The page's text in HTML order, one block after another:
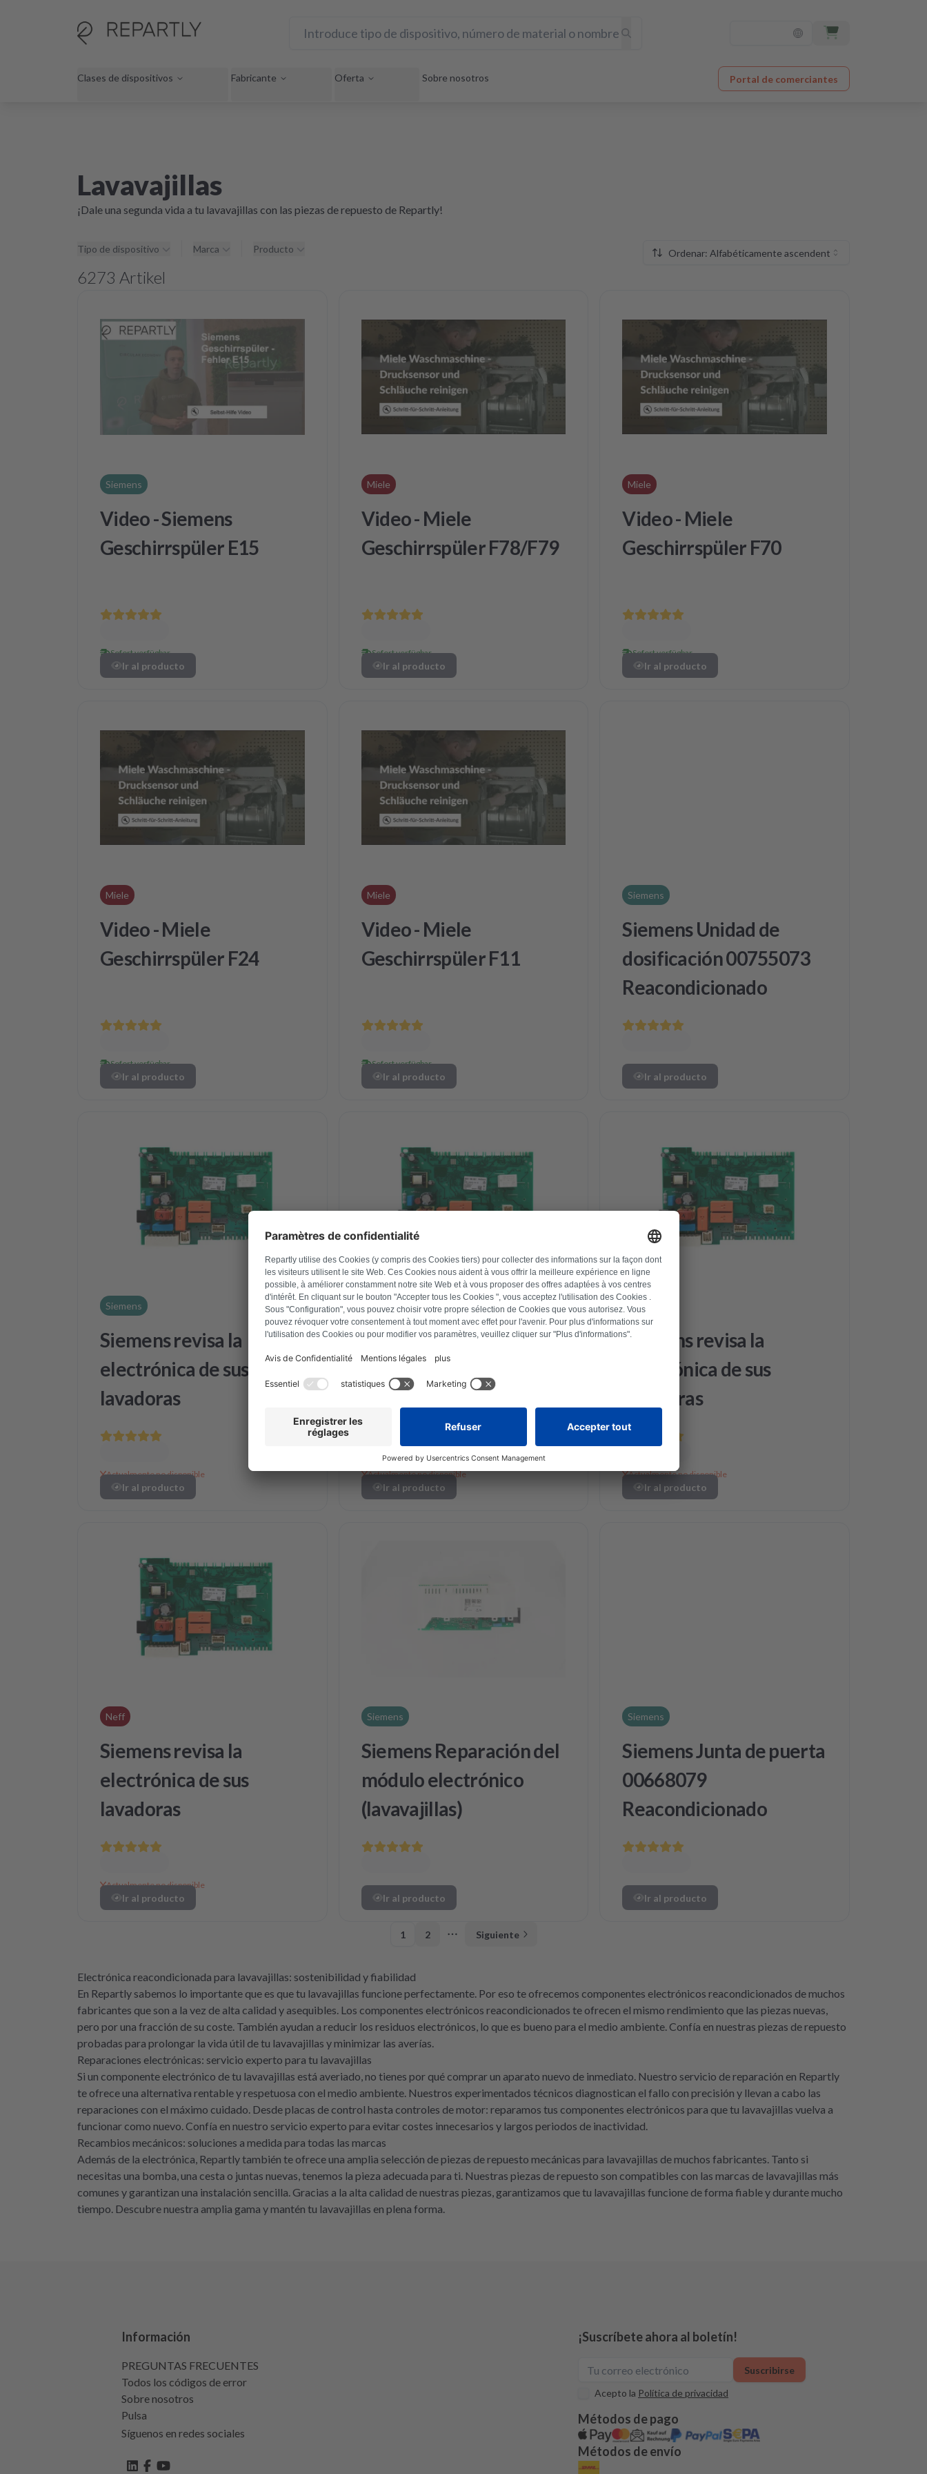
Clases de dispositivos Fabricante Oferta Sobre nosotros Portal de comerciantes
Lavavajillas
¡Dale una segunda vida a tu lavavajillas con las piezas de repuesto de Repartly!
Tipo de dispositivo Marca Producto Ordenar: Alfabéticamente ascendente
6273 Artikel
Siemens
Video - Siemens
Geschirrspüler E15
Sofort verfügbar
Ir al producto
Miele
Video - Miele
Geschirrspüler F78/F79
Sofort verfügbar
Ir al producto
Miele
Video - Miele
Geschirrspüler F70
Sofort verfügbar
Ir al producto
Miele
Video - Miele
Geschirrspüler F24
Sofort verfügbar
Ir al producto
Miele
Video - Miele
Geschirrspüler F11
Sofort verfügbar
Ir al producto
Siemens
Siemens Unidad de
dosificación 00755073
Reacondicionado
Ir al producto
Siemens
Siemens revisa la
electrónica de sus
lavadoras
Actualmente no disponible
Ir al producto
Bosch
Siemens revisa la
electrónica de sus
lavadoras
Actualmente no disponible
Ir al producto
AEG
Siemens revisa la
electrónica de sus
lavadoras
Actualmente no disponible
Ir al producto
Neff
Siemens revisa la
electrónica de sus
lavadoras
Actualmente no disponible
Ir al producto
Siemens
Siemens Reparación del
módulo electrónico
(lavavajillas)
Ir al producto
Siemens
Siemens Junta de puerta
00668079
Reacondicionado
Ir al producto
1 2
More pages
Siguiente
Electrónica reacondicionada para lavavajillas: sostenibilidad y fiabilidad
En Repartly sabemos lo importante que es que tu lavavajillas funcione perfectamente. Por eso te ofrecemos componentes electrónicos reacondicionados de muchos
fabricantes que son a la vez de alta calidad y asequibles. Los componentes electrónicos reacondicionados te ofrecen el mismo rendimiento que las piezas nuevas,
pero por una fracción de su coste. También ayudan a reducir los residuos electrónicos, lo que es bueno para el medio ambiente. Confía en nuestras piezas de repuesto
probadas para prolongar la vida útil de tu lavavajillas y minimizar las averías.
Reparaciones electrónicas: servicio experto para tu lavavajillas
Si un componente electrónico de tu lavavajillas está averiado, no tienes por qué comprar un aparato nuevo de inmediato. Nuestro servicio de reparación en Repartly
te ofrece una alternativa rentable y respetuosa con el medio ambiente. Nuestros experimentados técnicos diagnostican el fallo con precisión y llevan a cabo las
reparaciones con el máximo cuidado. Desde placas de control hasta controles de motor: reparamos tus componentes electrónicos para que tu lavavajillas vuelva a
funcionar como nuevo. Confía en nuestro servicio experto para evitar costes innecesarios y largos periodos de inactividad.
Recambios mecánicos: soluciones a medida para todas las marcas
Además de la electrónica, Repartly también te ofrece una amplia selección de piezas de repuesto mecánicas para lavavajillas de muchos fabricantes. Tanto si
necesitas una bomba, una cesta o juntas nuevas, tenemos la pieza adecuada para ti. Nuestras piezas de repuesto son compatibles con las marcas de lavavajillas más
comunes y garantizan una instalación sencilla. Gracias a la alta calidad de nuestras piezas, garantizamos que tu lavavajillas funcione de forma fiable y durante mucho
tiempo. Descubre nuestra amplia gama y mantén tu lavavajillas en plena forma.
Información
PREGUNTAS FRECUENTES
Todos los códigos de error
Sobre nosotros
Pulsa
Síguenos en redes sociales
¡Suscríbete ahora al boletín!
Acepto la Política de privacidad
Suscribirse
Métodos de pago
Métodos de envío